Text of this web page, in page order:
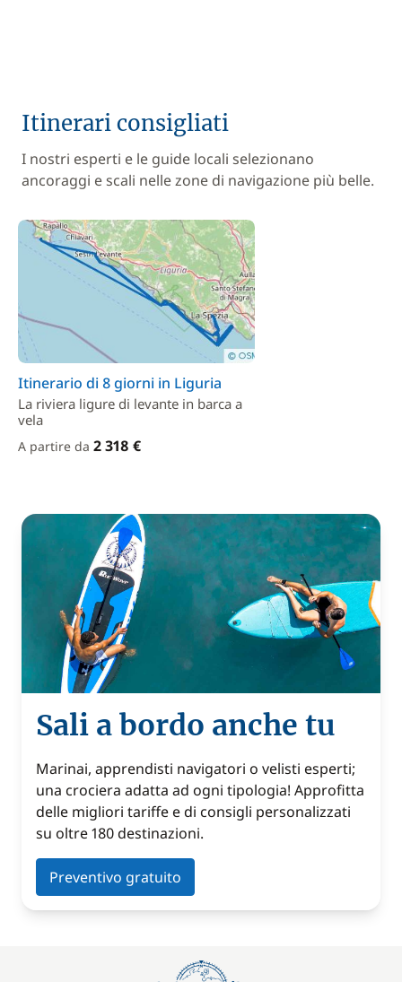
Itinerari consigliati
I nostri esperti e le guide locali selezionano
ancoraggi e scali nelle zone di navigazione più belle.
Itinerario di 8 giorni in Liguria
La riviera ligure di levante in barca a
vela
A partire da 2 318 €
Sali a bordo anche tu
Marinai, apprendisti navigatori o velisti esperti;
una crociera adatta ad ogni tipologia! Approfitta
delle migliori tariffe e di consigli personalizzati
su oltre 180 destinazioni.
Preventivo gratuito